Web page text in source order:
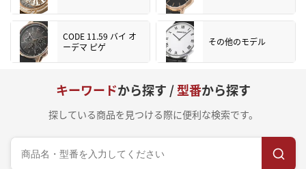
CODE 11.59 バイ オ
ーデマ ピゲ
その他のモデル
キーワードから探す /型番から探す
探している商品を見つける際に便利な検索です。